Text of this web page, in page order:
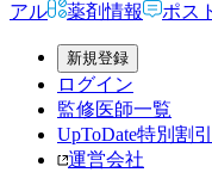
アル
薬剤情報 ポス
新規登録
ログイン
監修医師一覧
UpToDate特別割引
運営会社